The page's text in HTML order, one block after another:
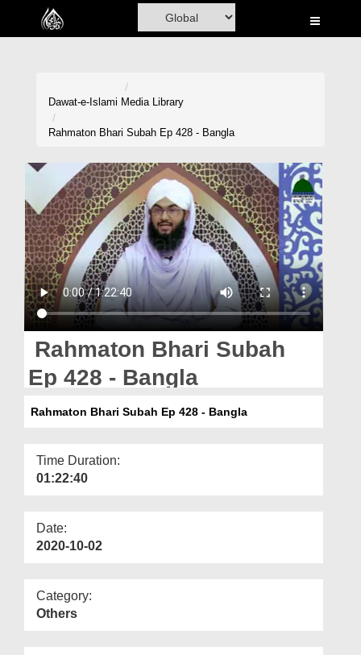
Home
Volunteer Portal
Rohani Ilaj
Donation
Blog
Magazine
Dawat-e-Islami Media Library
Rahmaton Bhari Subah Ep 428 - Bangla
Rahmaton Bhari Subah
Ep 428 - Bangla
Rahmaton Bhari Subah Ep 428 - Bangla
Time Duration:
01:22:40
Date:
2020-10-02
Category:
Others